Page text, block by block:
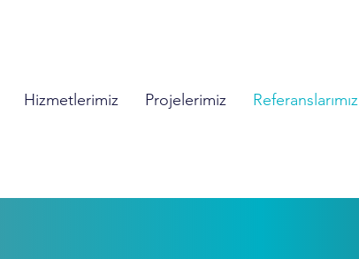
Hizmetlerimiz Projelerimiz Referanslarımız